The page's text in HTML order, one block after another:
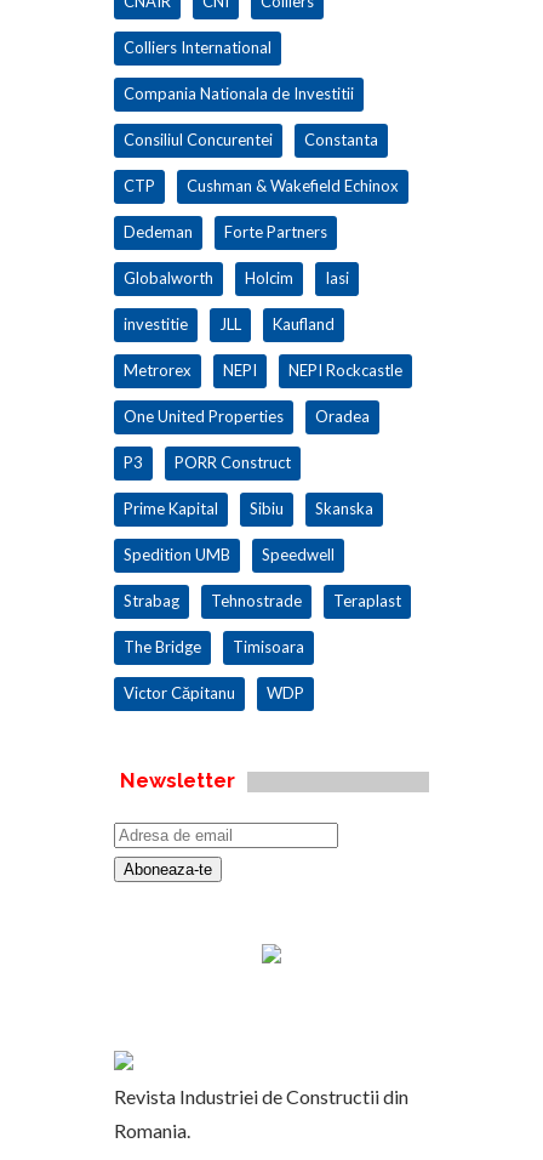
Colliers International
Compania Nationala de Investitii
Consiliul Concurentei Constanta
CTP Cushman & Wakefield Echinox
Dedeman Forte Partners
Globalworth Holcim Iasi
investitie JLL Kaufland
Metrorex NEPI NEPI Rockcastle
One United Properties Oradea
P3 PORR Construct
Prime Kapital Sibiu Skanska
Spedition UMB Speedwell
Strabag Tehnostrade Teraplast
The Bridge Timisoara
Victor Căpitanu WDP
Newsletter
Revista Industriei de Constructii din
Romania.